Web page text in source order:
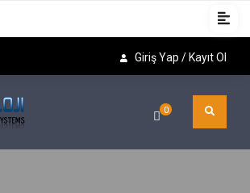
Giriş Yap / Kayıt Ol
0